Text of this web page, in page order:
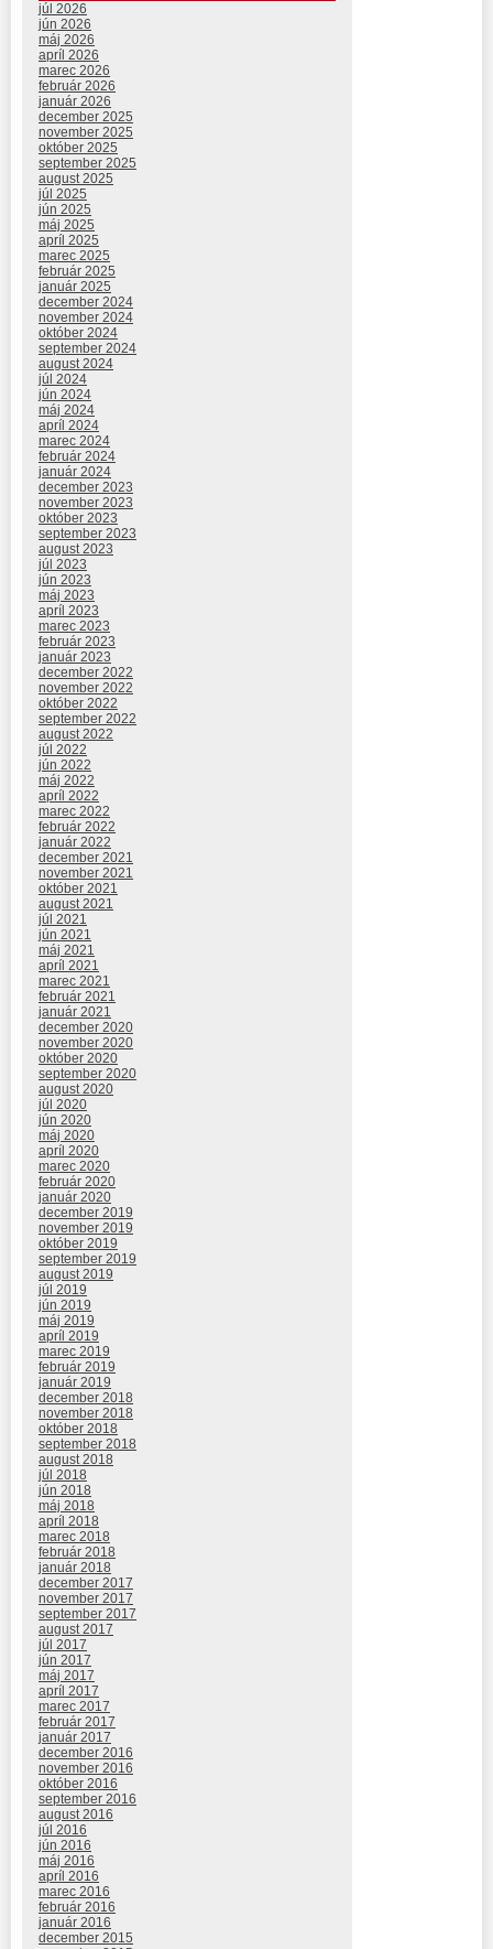
júl 2026
jún 2026
máj 2026
apríl 2026
marec 2026
február 2026
január 2026
december 2025
november 2025
október 2025
september 2025
august 2025
júl 2025
jún 2025
máj 2025
apríl 2025
marec 2025
február 2025
január 2025
december 2024
november 2024
október 2024
september 2024
august 2024
júl 2024
jún 2024
máj 2024
apríl 2024
marec 2024
február 2024
január 2024
december 2023
november 2023
október 2023
september 2023
august 2023
júl 2023
jún 2023
máj 2023
apríl 2023
marec 2023
február 2023
január 2023
december 2022
november 2022
október 2022
september 2022
august 2022
júl 2022
jún 2022
máj 2022
apríl 2022
marec 2022
február 2022
január 2022
december 2021
november 2021
október 2021
august 2021
júl 2021
jún 2021
máj 2021
apríl 2021
marec 2021
február 2021
január 2021
december 2020
november 2020
október 2020
september 2020
august 2020
júl 2020
jún 2020
máj 2020
apríl 2020
marec 2020
február 2020
január 2020
december 2019
november 2019
október 2019
september 2019
august 2019
júl 2019
jún 2019
máj 2019
apríl 2019
marec 2019
február 2019
január 2019
december 2018
november 2018
október 2018
september 2018
august 2018
júl 2018
jún 2018
máj 2018
apríl 2018
marec 2018
február 2018
január 2018
december 2017
november 2017
september 2017
august 2017
júl 2017
jún 2017
máj 2017
apríl 2017
marec 2017
február 2017
január 2017
december 2016
november 2016
október 2016
september 2016
august 2016
júl 2016
jún 2016
máj 2016
apríl 2016
marec 2016
február 2016
január 2016
december 2015